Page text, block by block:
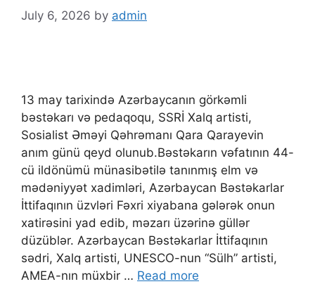
July 6, 2026 by admin
13 may tarixində Azərbaycanın görkəmli
bəstəkarı və pedaqoqu, SSRİ Xalq artisti,
Sosialist Əməyi Qəhrəmanı Qara Qarayevin
anım günü qeyd olunub.Bəstəkarın vəfatının 44-
cü ildönümü münasibətilə tanınmış elm və
mədəniyyət xadimləri, Azərbaycan Bəstəkarlar
İttifaqının üzvləri Fəxri xiyabana gələrək onun
xatirəsini yad edib, məzarı üzərinə güllər
düzüblər. Azərbaycan Bəstəkarlar İttifaqının
sədri, Xalq artisti, UNESCO-nun “Sülh” artisti,
AMEA-nın müxbir … Read more